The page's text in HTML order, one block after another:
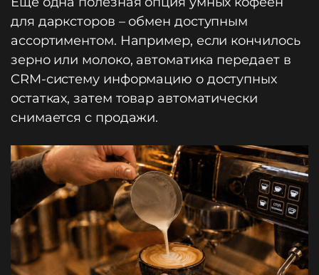
для дарксторов – обмен доступным
ассортиментом. Например, если кончилось
зерно или молоко, автоматика передает в
CRM-систему информацию о доступных
остатках, затем товар автоматически
снимается с продажи.